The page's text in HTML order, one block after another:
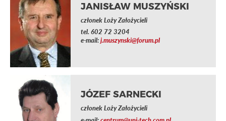
JANISŁAW MUSZYŃSKI
członek Loży Założycieli
tel. 602 72 3204
e-mail:j.muszynski@forum.pl
JÓZEF SARNECKI
członek Loży Założycieli